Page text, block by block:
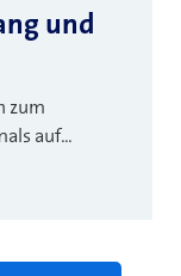
und
zum
auf...